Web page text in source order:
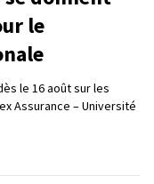
le
le 16 août sur les
Assurance – Université